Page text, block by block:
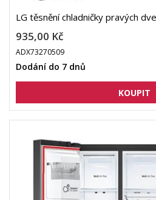
LG těsnění chladničky pravých
935,00 Kč
ADX73270509
Dodání do 7 dnů